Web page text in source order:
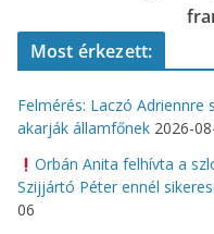
Most érkezett:
Felmérés: Laczó Adriennre
akarják államfőnek 2026-
Orbán Anita felhívta a
Szijjártó Péter ennél
06